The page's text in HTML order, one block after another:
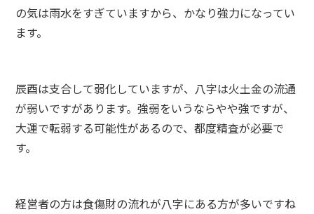
の気は雨水をすぎていますから、かなり強力になってい
ます。
辰酉は支合して弱化していますが、八字は火土金の流通
が弱いですがあります。強弱をいうならやや強ですが、
大運で転弱する可能性があるので、都度精査が必要で
す。
経営者の方は食傷財の流れが八字にある方が多いですね